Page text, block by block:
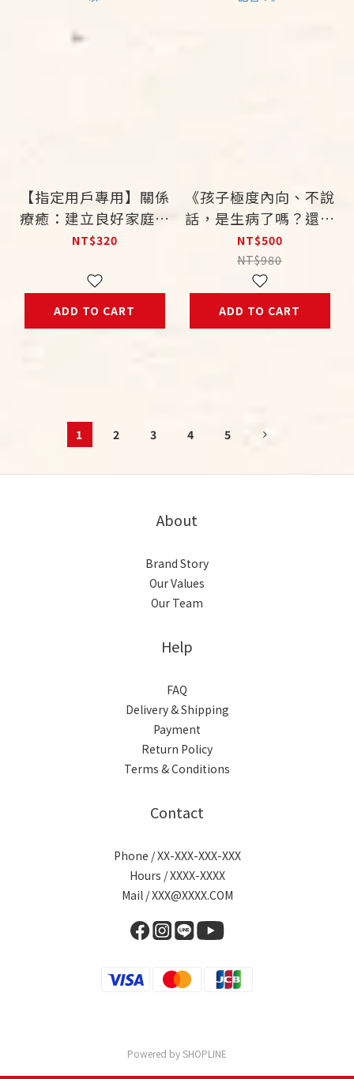
【指定用戶專用】關係
療癒：建立良好家庭、
友誼、情感五步驟
NT$320
ADD TO CART
《孩子極度內向、不說
話，是生病了嗎？還是
我們沒聽懂他的語
言？》
NT$500
NT$980
ADD TO CART
1 2 3 4 5
About
Brand Story
Our Values
Our Team
Help
FAQ
Delivery & Shipping
Payment
Return Policy
Terms & Conditions
Contact
Phone / XX-XXX-XXX-XXX
Hours / XXXX-XXXX
Mail / XXX@XXXX.COM
Powered by SHOPLINE